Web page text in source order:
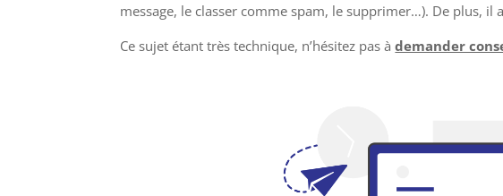
message, le classer comme spam, le supprimer…). De plus, il
Ce sujet étant très technique, n’hésitez pas àdemander